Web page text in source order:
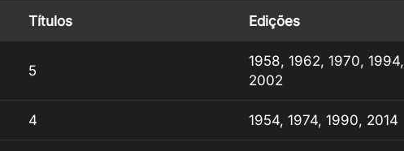
Títulos Edições
5
1958, 1962, 1970, 1994,
2002
4 1954, 1974, 1990, 2014